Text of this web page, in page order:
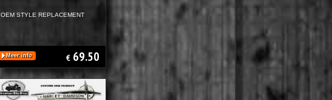
OEM STYLE REPLACEMENT
Meer info € 69.50